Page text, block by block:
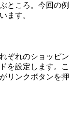
ところ。今回の例
ます。
ぞれのショッピン
を設定します。こ
リンクボタンを押